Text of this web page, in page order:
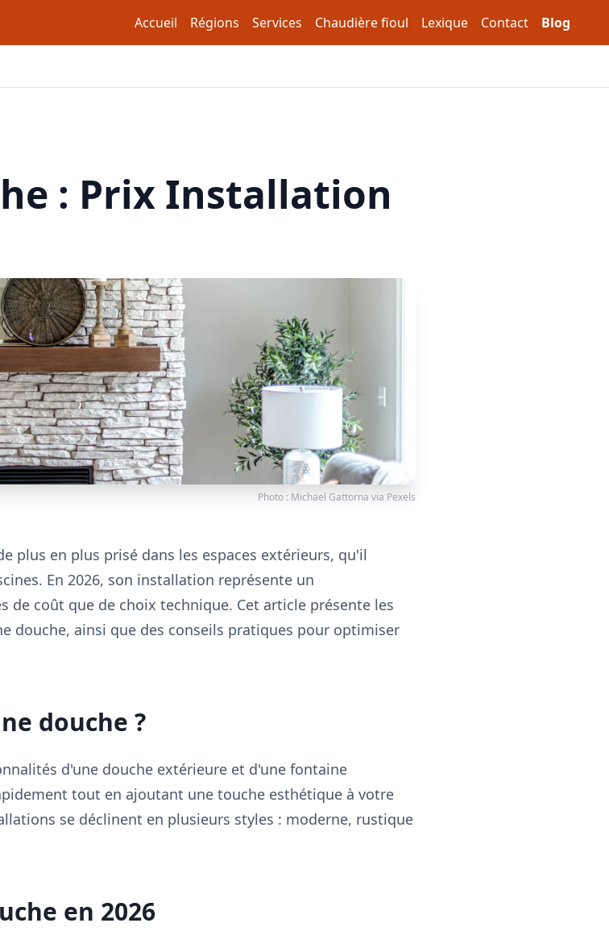
Accueil Régions Services Chaudière fioul Lexique Contact Blog
: Prix Installation
Photo : Michael Gattorna via Pexels
plus en plus prisé dans les espaces extérieurs, qu'il
En 2026, son installation représente un
coût que de choix technique. Cet article présente les
douche, ainsi que des conseils pratiques pour optimiser
douche ?
d'une douche extérieure et d'une fontaine
tout en ajoutant une touche esthétique à votre
se déclinent en plusieurs styles : moderne, rustique
en 2026